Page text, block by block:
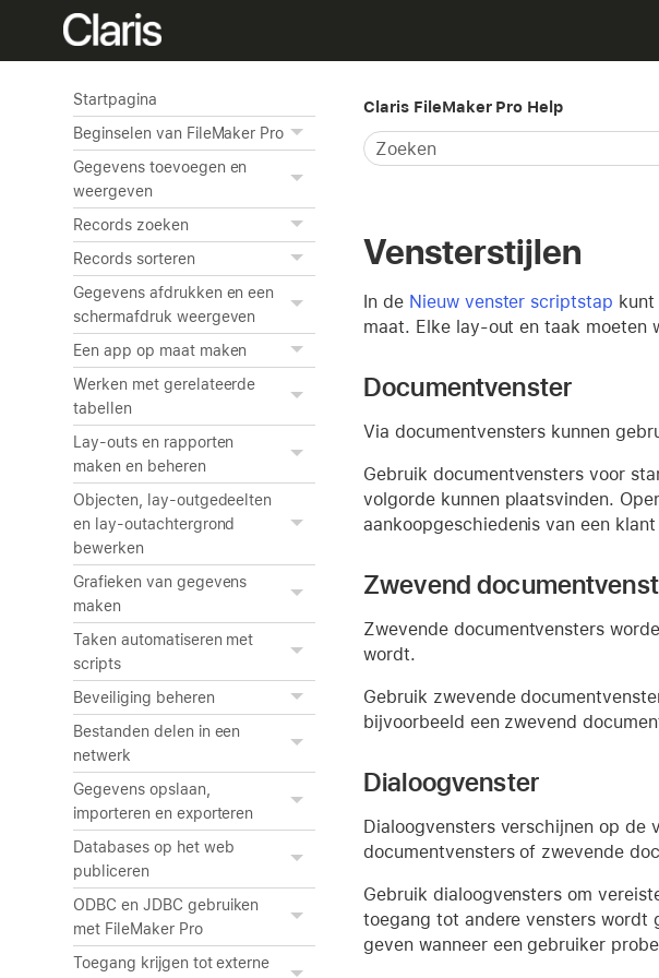
Startpagina
Beginselen van FileMaker Pro
Gegevens toevoegen en
weergeven
Records zoeken
Records sorteren
Gegevens afdrukken en een
schermafdruk weergeven
Een app op maat maken
Werken met gerelateerde
tabellen
Lay-outs en rapporten
maken en beheren
Objecten, lay-outgedeelten
en lay-outachtergrond
bewerken
Grafieken van gegevens
maken
Taken automatiseren met
scripts
Beveiliging beheren
Bestanden delen in een
netwerk
Gegevens opslaan,
importeren en exporteren
Databases op het web
publiceren
ODBC en JDBC gebruiken
met FileMaker Pro
Toegang krijgen tot externe
Claris FileMaker Pro Help
Vensterstijlen
In de Nieuw venster scriptstap kunt
maat. Elke lay-out en taak moeten
Documentvenster
Via documentvensters kunnen
Gebruik documentvensters voor
volgorde kunnen plaatsvinden.
aankoopgeschiedenis van een
Zwevend
Zwevende documentvensters
wordt.
Gebruik zwevende
bijvoorbeeld een zwevend
Dialoogvenster
Dialoogvensters verschijnen op de
documentvensters of zwevende
Gebruik dialoogvensters om
toegang tot andere vensters wordt
geven wanneer een gebruiker